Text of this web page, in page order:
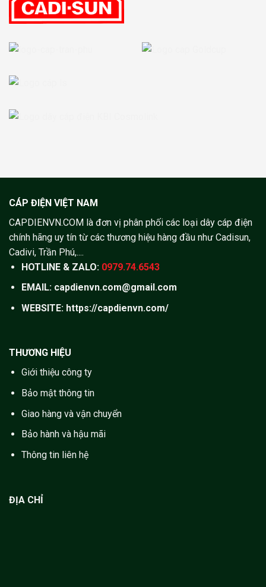
CÁP ĐIỆN VIỆT NAM
CAPDIENVN.COM là đơn vị phân phối các loại dây cáp điện
chính hãng uy tín từ các thương hiệu hàng đầu như Cadisun,
Cadivi, Trần Phú,....
HOTLINE & ZALO: 0979.74.6543
EMAIL: capdienvn.com@gmail.com
WEBSITE: https://capdienvn.com/
THƯƠNG HIỆU
Giới thiệu công ty
Bảo mật thông tin
Giao hàng và vận chuyển
Bảo hành và hậu mãi
Thông tin liên hệ
ĐỊA CHỈ